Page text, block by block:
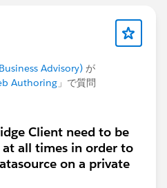
Advisory) が
Authoring 」で質問
Client need to be
all times in order to
on a private